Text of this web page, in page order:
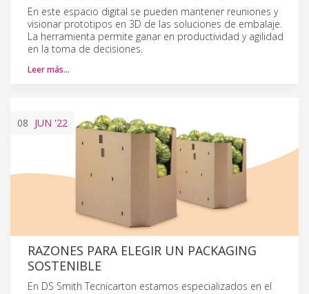
En este espacio digital se pueden mantener reuniones y
visionar prototipos en 3D de las soluciones de embalaje.
La herramienta permite ganar en productividad y agilidad
en la toma de decisiones.
Leer más…
08 JUN '22
RAZONES PARA ELEGIR UN PACKAGING
SOSTENIBLE
En DS Smith Tecnicarton estamos especializados en el